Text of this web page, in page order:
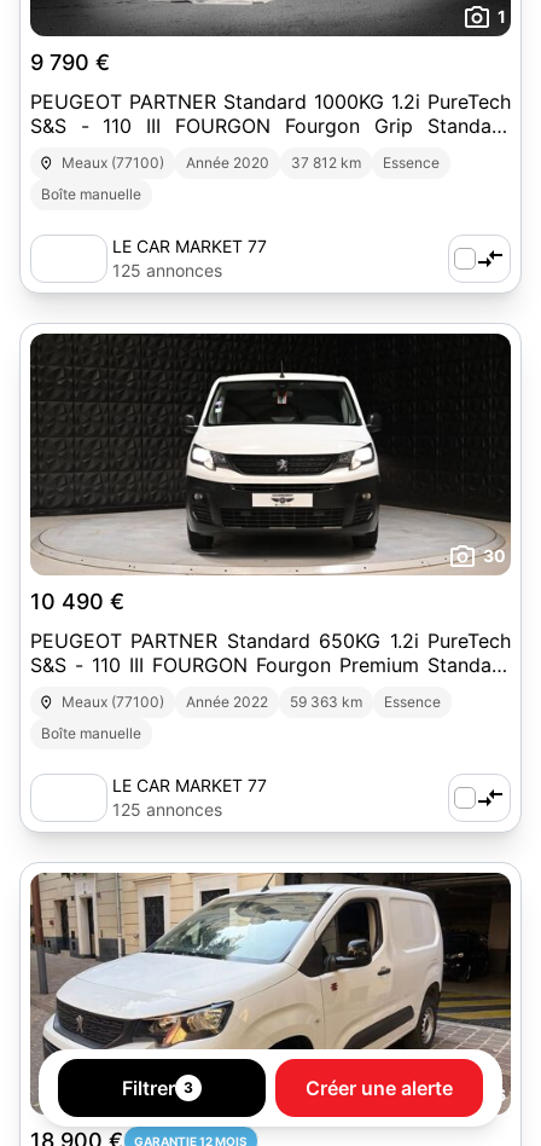
1
9 790 €
PEUGEOT PARTNER Standard 1000KG 1.2i PureTech
S&S - 110 III FOURGON Fourgon Grip Standard
PHASE 1
Meaux (77100) Année 2020 37 812 km
Essence
Boîte manuelle
LE CAR MARKET 77
125 annonces
30
10 490 €
PEUGEOT PARTNER Standard 650KG 1.2i PureTech
S&S - 110 III FOURGON Fourgon Premium Standard
PHASE 1
Meaux (77100) Année 2022 59 363 km
Essence
Boîte manuelle
LE CAR MARKET 77
125 annonces
16
18 900 € GARANTIE 12 MOIS
Filtrer 3 Créer une alerte